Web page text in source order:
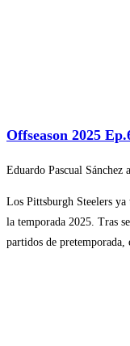
Offseason 2025
Eduardo Pascual Sánchez
Los Pittsburgh Steelers
la temporada 2025. Tras
partidos de pretemporada,